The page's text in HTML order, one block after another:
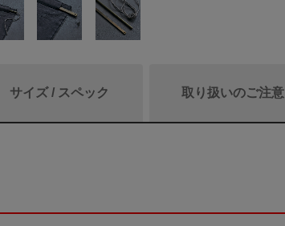
サイズ / スペック 取り扱いのご注意